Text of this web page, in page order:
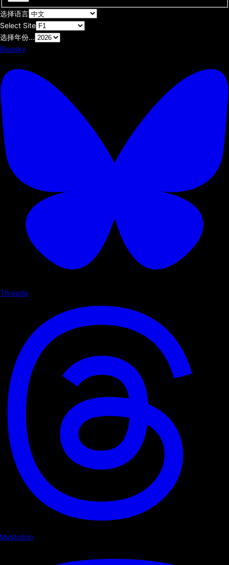
选择语言
Select Site
选择年份...
Bluesky
Threads
Mastodon